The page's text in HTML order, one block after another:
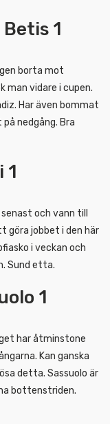
Betis 1
borta mot
man vidare i cupen.
Har även bommat
nedgång. Bra
1
och vann till
göra jobbet i den här
i veckan och
Sund etta.
1
har åtminstone
Kan ganska
detta. Sassuolo är
bottenstriden.